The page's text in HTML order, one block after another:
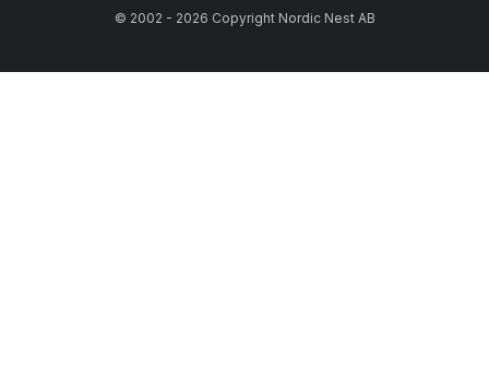
© 2002 - 2026 Copyright Nordic Nest AB